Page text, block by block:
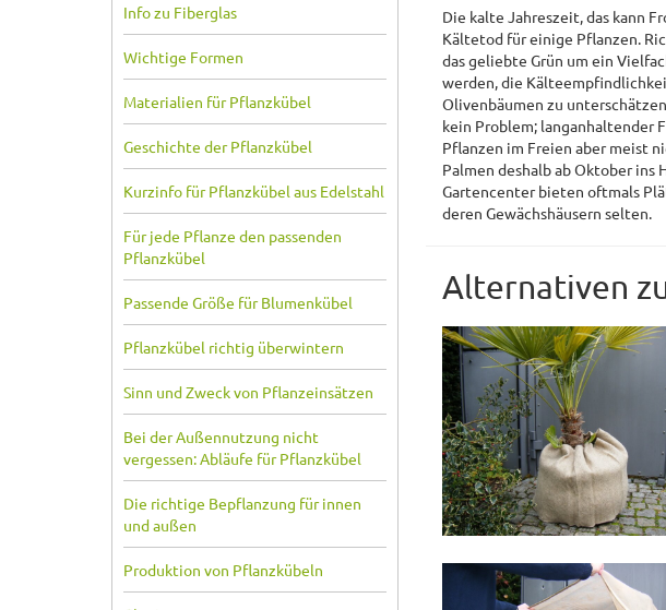
Info zu Fiberglas
Wichtige Formen
Materialien für Pflanzkübel
Geschichte der Pflanzkübel
Kurzinfo für Pflanzkübel aus Edelstahl
Für jede Pflanze den passenden
Pflanzkübel
Passende Größe für Blumenkübel
Pflanzkübel richtig überwintern
Sinn und Zweck von Pflanzeinsätzen
Bei der Außennutzung nicht
vergessen: Abläufe für Pflanzkübel
Die richtige Bepflanzung für innen
und außen
Produktion von Pflanzkübeln
Die kalte Jahreszeit, das kann
Kältetod für einige Pflanzen.
das geliebte Grün um ein
werden, die
Olivenbäumen zu
kein Problem; langanhaltender
Pflanzen im Freien aber meist
Palmen deshalb ab Oktober ins
Gartencenter bieten oftmals
deren Gewächshäusern selten.
Alternativen